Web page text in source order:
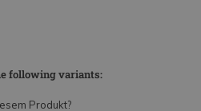
following variants: